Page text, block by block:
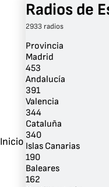
Inicio
Radios de
2933 radios
Provincia
Madrid
453
Andalucía
391
Valencia
344
Cataluña
340
Islas Canarias
190
Baleares
162